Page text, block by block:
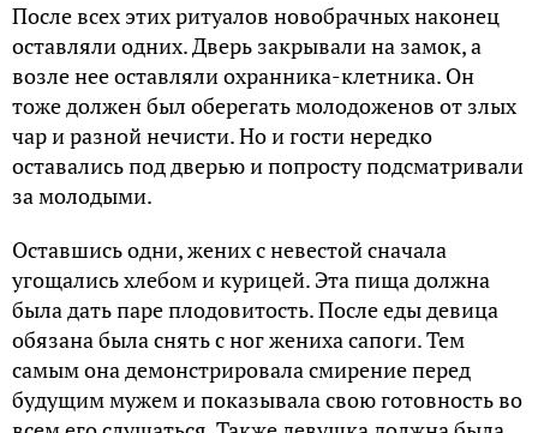
После всех этих ритуалов новобрачных наконец
оставляли одних. Дверь закрывали на замок, а
возле нее оставляли охранника-клетника. Он
тоже должен был оберегать молодоженов от злых
чар и разной нечисти. Но и гости нередко
оставались под дверью и попросту подсматривали
за молодыми.
Оставшись одни, жених с невестой сначала
угощались хлебом и курицей. Эта пища должна
была дать паре плодовитость. После еды девица
обязана была снять с ног жениха сапоги. Тем
самым она демонстрировала смирение перед
будущим мужем и показывала свою готовность во